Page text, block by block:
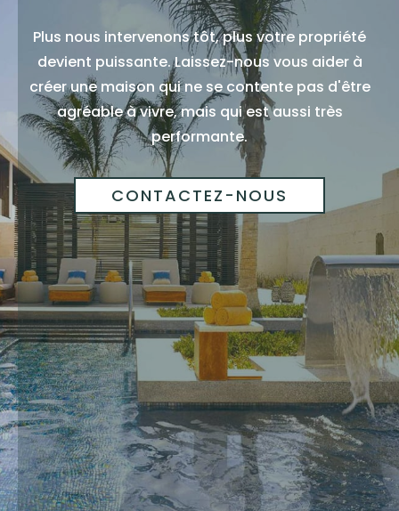
Plus nous intervenons tôt, plus votre propriété
devient puissante. Laissez-nous vous aider à
créer une maison qui ne se contente pas d'être
agréable à vivre, mais qui est aussi très
performante.
CONTACTEZ-NOUS